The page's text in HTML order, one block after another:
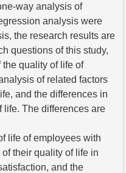
way analysis of
analysis were
the research results are
questions of this study,
quality of life of
of related factors
and the differences in
life. The differences are
life of employees with
their quality of life in
and the